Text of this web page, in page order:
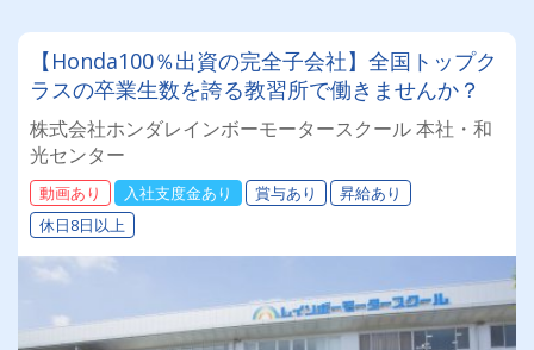
【Honda100％出資の完全子会社】全国トップク
ラスの卒業生数を誇る教習所で働きませんか？
株式会社ホンダレインボーモータースクール 本社・和
光センター
動画あり 入社支度金あり 賞与あり
昇給あり
休日8日以上